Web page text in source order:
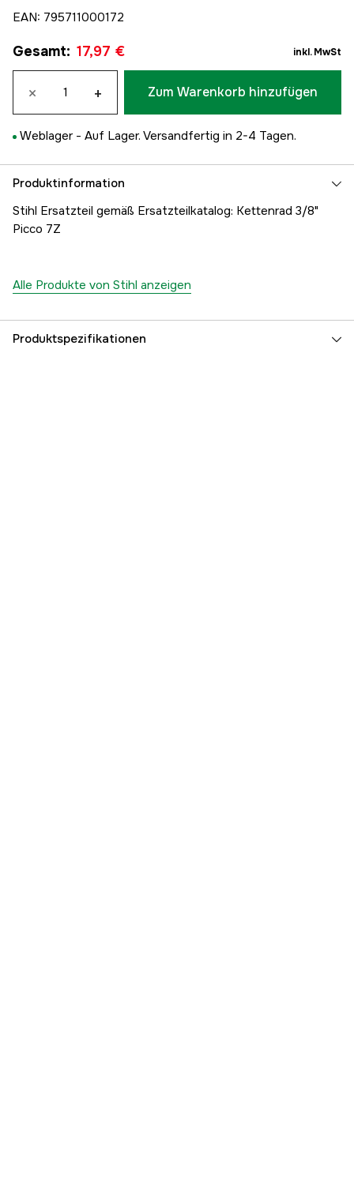
EAN: 795711000172
Gesamt: 17,97 € inkl. MwSt
× + Zum Warenkorb hinzufügen
Weblager - Auf Lager. Versandfertig in 2-4 Tagen.
Produktinformation
Stihl Ersatzteil gemäß Ersatzteilkatalog: Kettenrad 3/8"
Picco 7Z
Alle Produkte von Stihl anzeigen
Produktspezifikationen